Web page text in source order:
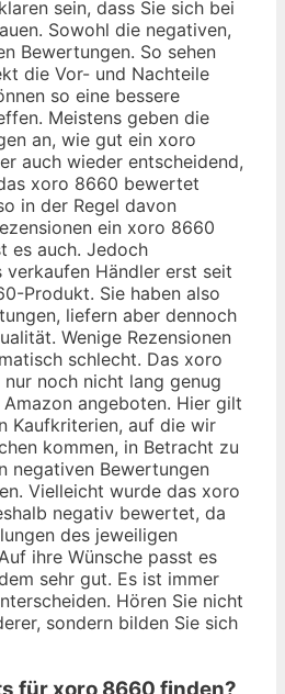
sein, dass Sie sich bei
Sowohl die negativen,
Bewertungen. So sehen
die Vor- und Nachteile
so eine bessere
Meistens geben die
an, wie gut ein xoro
auch wieder entscheidend,
xoro 8660 bewertet
in der Regel davon
ein xoro 8660
es auch. Jedoch
Händler erst seit
Produkt. Sie haben also
liefern aber dennoch
Wenige Rezensionen
schlecht. Das xoro
noch nicht lang genug
angeboten. Hier gilt
Kaufkriterien, auf die wir
kommen, in Betracht zu
negativen Bewertungen
Vielleicht wurde das xoro
negativ bewertet, da
des jeweiligen
ihre Wünsche passt es
sehr gut. Es ist immer
Hören Sie nicht
sondern bilden Sie sich